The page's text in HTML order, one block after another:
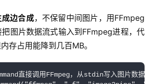
成边合成，不保留中间图片，用FFmpeg
图片数据流式输入到FFmpeg进程，代
存占用能降到几百MB。
直接调用FFmpeg，从stdin写入图片数据